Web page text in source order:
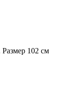
102 см